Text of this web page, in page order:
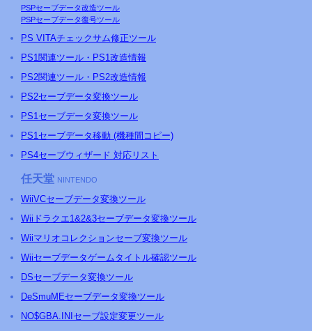
PSPセーブデータ改造ツール
PSPセーブデータ復号ツール
PS VITAチェックサム修正ツール
PS1関連ツール・ PS1改造情報
PS2関連ツール・ PS2改造情報
PS2セーブデータ変換ツール
PS1セーブデータ変換ツール
PS1セーブデータ移動 (機種間コピー)
PS4セーブウィザード 対応リスト
任天堂 NINTENDO
WiiVCセーブデータ変換ツール
Wiiドラクエ1&2&3セーブデータ変換ツール
Wiiマリオコレクションセーブ変換ツール
Wiiセーブデータゲームタイトル確認ツール
DSセーブデータ変換ツール
DeSmuMEセーブデータ変換ツール
NO$GBA.INIセーブ設定変更ツール